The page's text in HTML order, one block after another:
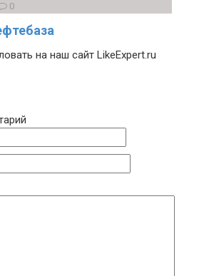
0
на наш сайт LikeExpert.ru